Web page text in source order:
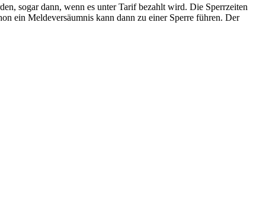
sogar dann, wenn es unter Tarif bezahlt wird. Die Sperrzeiten
ein Meldeversäumnis kann dann zu einer Sperre führen. Der